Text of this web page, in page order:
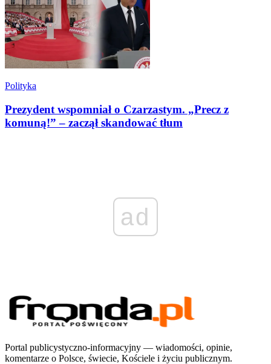
Polityka
Prezydent wspomniał o Czarzastym. „Precz z
komuną!” – zaczął skandować tłum
ad
Portal publicystyczno-informacyjny — wiadomości, opinie,
komentarze o Polsce, świecie, Kościele i życiu publicznym.